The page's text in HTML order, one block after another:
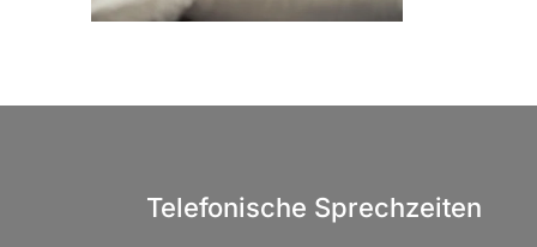
Telefonische Sprechzeiten